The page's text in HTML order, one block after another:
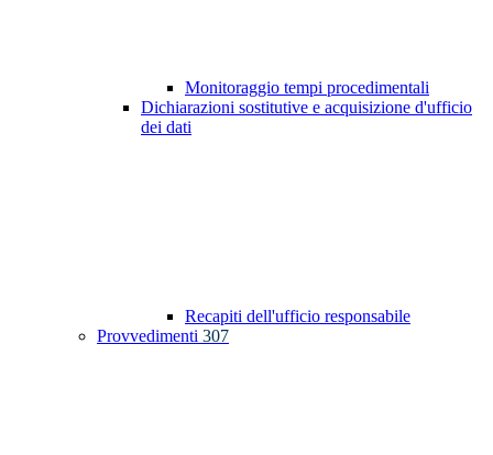
Monitoraggio tempi procedimentali
Dichiarazioni sostitutive e acquisizione d'ufficio
dei dati
Recapiti dell'ufficio responsabile
Provvedimenti 307